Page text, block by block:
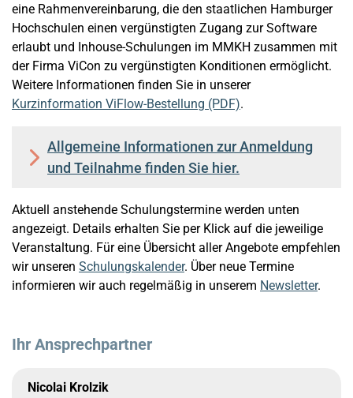
eine Rahmenvereinbarung, die den staatlichen Hamburger
Hochschulen einen vergünstigten Zugang zur Software
erlaubt und Inhouse-Schulungen im MMKH zusammen mit
der Firma ViCon zu vergünstigten Konditionen ermöglicht.
Weitere Informationen finden Sie in unserer
Kurzinformation ViFlow-Bestellung (PDF).
Allgemeine Informationen zur Anmeldung
und Teilnahme finden Sie hier.
Aktuell anstehende Schulungstermine werden unten
angezeigt. Details erhalten Sie per Klick auf die jeweilige
Veranstaltung. Für eine Übersicht aller Angebote empfehlen
wir unseren Schulungskalender. Über neue Termine
informieren wir auch regelmäßig in unserem Newsletter.
Ihr Ansprechpartner
Nicolai Krolzik